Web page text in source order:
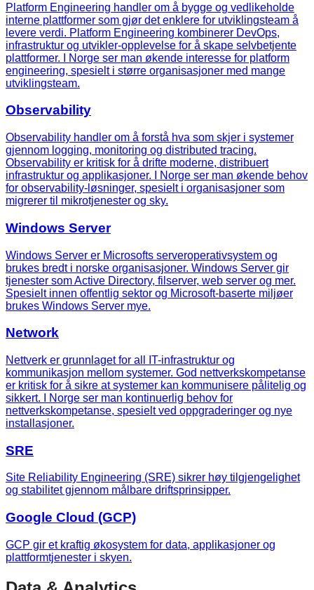
Platform Engineering handler om å bygge og vedlikeholde
interne plattformer som gjør det enklere for utviklingsteam å
levere verdi. Platform Engineering kombinerer DevOps,
infrastruktur og utvikler-opplevelse for å skape selvbetjente
plattformer. I Norge ser man økende interesse for platform
engineering, spesielt i større organisasjoner med mange
utviklingsteam.
Observability
Observability handler om å forstå hva som skjer i systemer
gjennom logging, monitoring og distributed tracing.
Observability er kritisk for å drifte moderne, distribuert
infrastruktur og applikasjoner. I Norge ser man økende behov
for observability-løsninger, spesielt i organisasjoner som
migrerer til mikrotjenester og sky.
Windows Server
Windows Server er Microsofts serveroperativsystem og
brukes bredt i norske organisasjoner. Windows Server gir
tjenester som Active Directory, filserver, web server og mer.
Spesielt innen offentlig sektor og Microsoft-baserte miljøer
brukes Windows Server mye.
Network
Nettverk er grunnlaget for all IT-infrastruktur og
kommunikasjon mellom systemer. God nettverkskompetanse
er kritisk for å sikre at systemer kan kommunisere pålitelig og
sikkert. I Norge ser man kontinuerlig behov for
nettverkskompetanse, spesielt ved oppgraderinger og nye
installasjoner.
SRE
Site Reliability Engineering (SRE) sikrer høy tilgjengelighet
og stabilitet gjennom målbare driftsprinsipper.
Google Cloud (GCP)
GCP gir et kraftig økosystem for data, applikasjoner og
plattformtjenester i skyen.